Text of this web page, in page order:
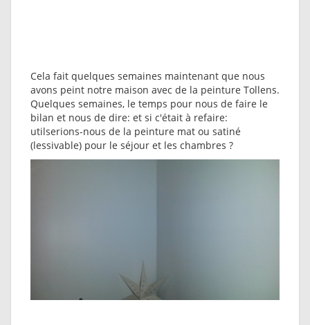
Cela fait quelques semaines maintenant que nous
avons peint notre maison avec de la peinture Tollens.
Quelques semaines, le temps pour nous de faire le
bilan et nous de dire: et si c'était à refaire:
utilserions-nous de la peinture mat ou satiné
(lessivable) pour le séjour et les chambres ?